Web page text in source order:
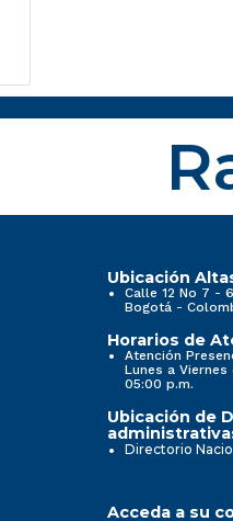
Ubicación
Calle 12 No 7 -
Bogotá -
Horarios de
Atención
Lunes a
05:00 p.m.
Ubicación de
Directorio
Acceda a su